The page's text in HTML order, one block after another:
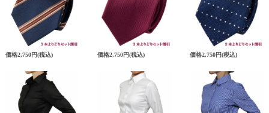
価格2,750円(税込) 価格2,750円(税込) 価格2,750円(税込)